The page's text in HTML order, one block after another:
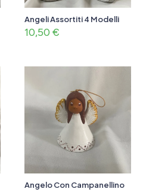
Angeli Assortiti 4 Modelli
10,50 €
Angelo Con Campanellino